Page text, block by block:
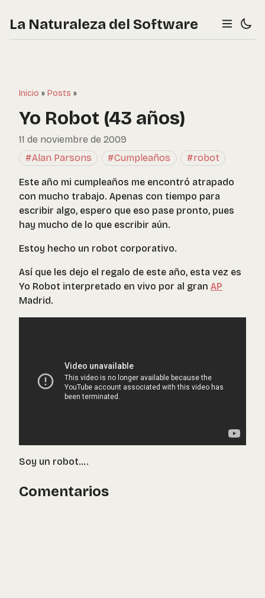
La Naturaleza del Software
Inicio » Posts »
Yo Robot (43 años)
11 de noviembre de 2009
#Alan Parsons
#Cumpleaños #robot
Este año mi cumpleaños me encontró atrapado
con mucho trabajo. Apenas con tiempo para
escribir algo, espero que eso pase pronto, pues
hay mucho de lo que escribir aún.
Estoy hecho un robot corporativo.
Así que les dejo el regalo de este año, esta vez es
Yo Robot interpretado en vivo por al gran AP
Madrid.
Soy un robot….
Comentarios